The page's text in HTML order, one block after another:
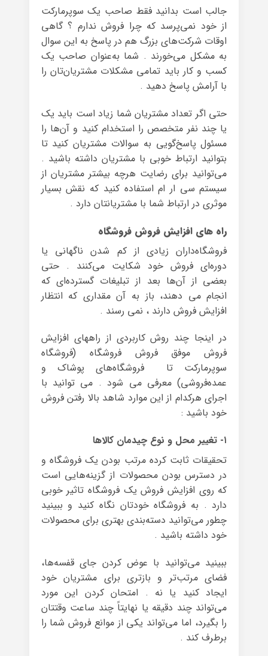
جالب است بدانید فقط صاحب یک سوپرمارکت
از خود نمی‌پرسد که چرا فروش ندارم ؟ گاهی
اوقات شرکت‌های بزرگ هم در پاسخ به این سوال
به مشکل می‌خورند . شما به‌عنوان صاحب یک
کسب و کار باید تمامی مشکلات مشتریان‌تان را
با آرامش پاسخ‌ دهید .
حتی اگر تعداد مشتریان شما زیاد است باید یک
یا چند نفر متخصص را استخدام کنید و آن‌ها را
مسئول پاسخ‌گویی به سوالات مشتریان کنید تا
بتوانید ارتباط خوبی با مشتریان داشته باشید .
می‌توانید برای رضایت هرچه بیشتر مشتریان‌ از
سیستم سی ار ام استفاده کنید که نقش بسیار
موثری در ارتباط شما با مشتریانتان دارد .
راه های افزایش فروش فروشگاه
فروشگاه‌داران زیادی از کم شدن ناگهانی یا
دوره‌ای فروش خود شکایت می‌کنند . حتی
بعضی از آن‌ها بعد از تبلیغات گسترده‌ای که
انجام می د‌هند، باز به آن مقداری که انتظار
افزایش فروش دارند ، نمی رسند .
در اینجا چند روش کاربردی از راههای افزایش
فروش موفق فروش فروشگاه (فروشگاه
سوپرمارکت تا فروشگاه‌های پوشاک و
عمده‌فروشی) معرفی می شود . می توانید با
اجرای هرکدام از این موارد شاهد بالا رفتن فروش
خود باشید :
۱- تغییر محل و نوع چیدمان کالاها
تحقیقات ثابت کرده مرتب بودن یک فروشگاه و
در دسترس بودن محصولات از گزینه‌هایی است
که روی افزایش فروش یک فروشگاه تاثیر خوبی
دارد . به فروشگاه خودتان نگاه کنید و ببینید
چطور می‌توانید دسته‌بندی بهتری برای محصولات
خود داشته باشید .
ببینید می‌توانید با عوض کردن جای قفسه‌ها،
فضای مرتب‌تر و بازتری برای مشتریان خود
ایجاد کنید یا نه . امتحان کردن این مورد
می‌تواند چند دقیقه یا نهایتاً چند ساعت وقتتان
را بگیرد، اما می‌تواند یکی از موانع فروش شما را
برطرف کند .